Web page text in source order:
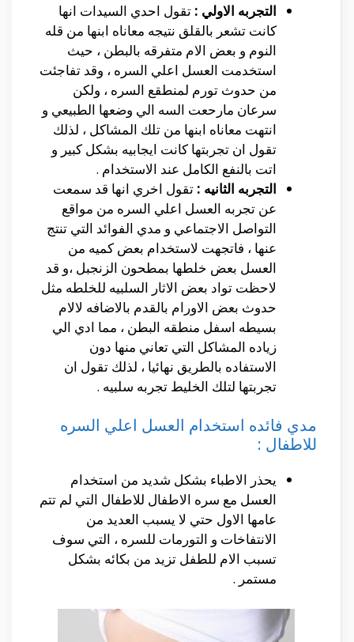
التجربه الاولي : تقول احدي السيدات انها
كانت تشعر بالقلق نتيجه معاناه ابنها من قله
النوم و بعض الام متفرقه بالبطن ، حيث
استخدمت العسل اعلي السره ، وقد تفاجئت
من حدوث تورم لمنطقع السره ، ولكن
سرعان مارحعت السه الي وضعها الطبيعي و
انتهت معاناه ابنها من تلك المشاكل ، لذلك
تقول ان تجربتها كانت ايجابيه بشكل كبير و
اتت بالنفع الكامل عند الاستخدام .
التجربه الثانيه : تقول اخري انها قد سمعت
عن تجربه العسل اعلي السره من مواقع
التواصل الاجتماعي و مدي الفوائد التي تنتج
عنها ، فاتجهت لاستخدام بعض كميه من
العسل بعض خلطها بمطحون الزنجبل ،و قد
لاحظت تواد بعض الاثار السلبيه للخلطه مثل
حدوث بعض الاورام بالقدم بالاضافه لالام
بسيطه اسفل منطقه البطن ، مما ادي الي
زياده المشاكل التي تعاني منها دون
الاستفاده بالطريق نهائيا ، لذلك تقول ان
تجربتها لتلك الخليط تجربه سلبيه .
مدي فائده استخدام العسل اعلي السره
للاطفال :
يحذر الاطباء بشكل شديد من استخدام
العسل مع سره الاطفال للاطفال التي لم تتم
عامها الاول حتي لا يسبب العديد من
الانتفاخات و التورمات للسره ، التي سوف
تسبب الام للطفل تزيد من بكائه بشكل
مستمر .